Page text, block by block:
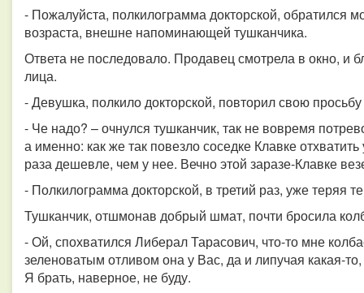
- Пожалуйста, полкилограмма докторской, обратился
возраста, внешне напоминающей тушканчика.
Ответа не последовало. Продавец смотрела в окно, и
лица.
- Девушка, полкило докторской, повторил свою
- Че надо? – очнулся тушканчик, так не вовремя
а именно: как же так повезло соседке Клавке
раза дешевле, чем у нее. Вечно этой заразе-Клавке
- Полкилограмма докторской, в третий раз, уже теряя
Тушканчик, отшмонав добрый шмат, почти бросила
- Ой, спохватился Либерал Тарасович, что-то мне
зеленоватым отливом она у Вас, да и липучая какая-
Я брать, наверное, не буду.